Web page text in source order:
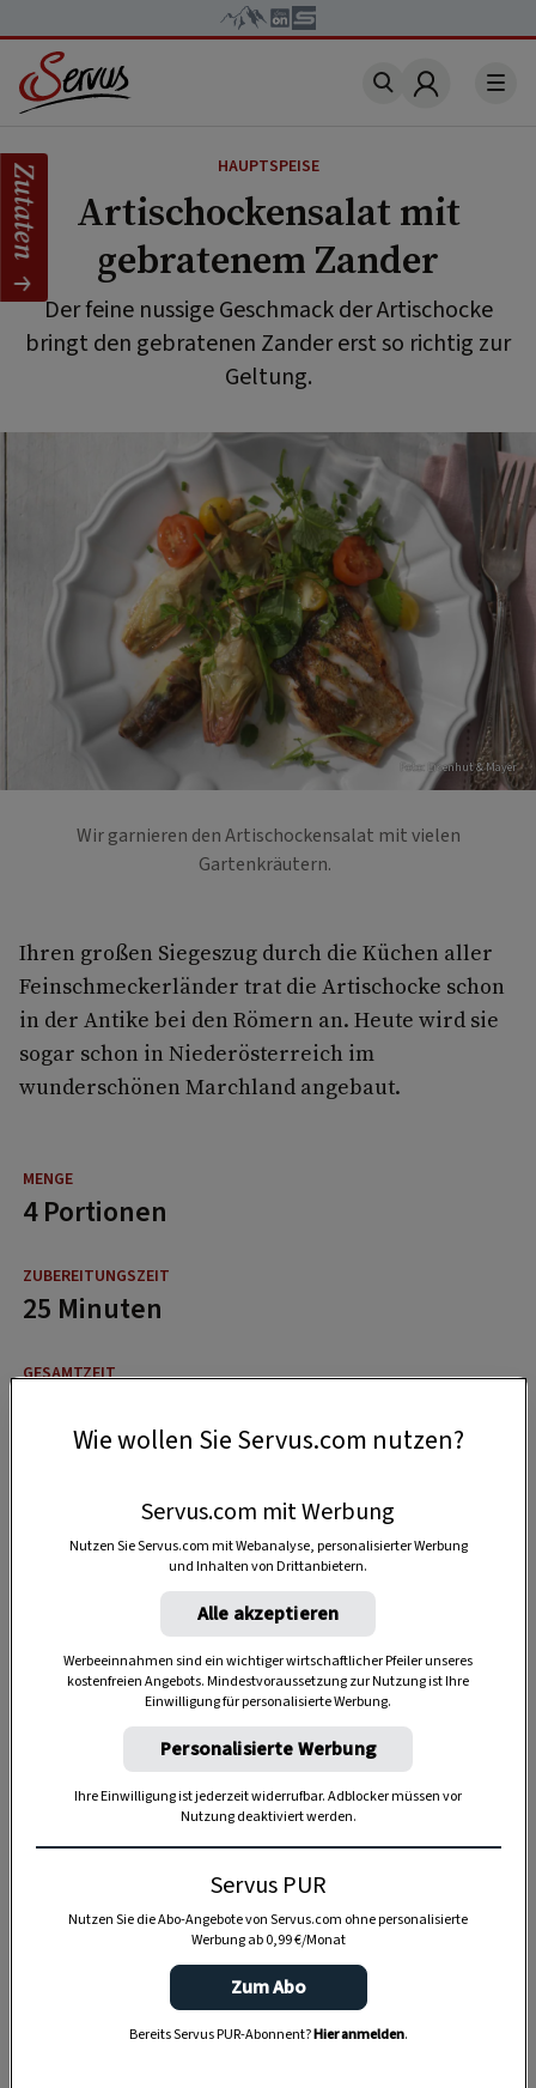
Account
HAUPTSPEISE
Artischockensalat mit
gebratenem Zander
Der feine nussige Geschmack der Artischocke
bringt den gebratenen Zander erst so richtig zur
Geltung.
Foto: Eisenhut & Mayer
Wir garnieren den Artischockensalat mit vielen
Gartenkräutern.
Ihren großen Siegeszug durch die Küchen aller
Feinschmeckerländer trat die Artischocke schon
in der Antike bei den Römern an. Heute wird sie
sogar schon in Niederösterreich im
wunderschönen Marchland angebaut.
4 Portionen
25 Minuten
Anzeige
Zutaten
Wie wollen Sie Servus.com nutzen?
Servus.com mit Werbung
Nutzen Sie Servus.com mit Webanalyse, personalisierter Werbung
und Inhalten von Drittanbietern.
Alle akzeptieren
Werbeeinnahmen sind ein wichtiger wirtschaftlicher Pfeiler unseres
kostenfreien Angebots. Mindestvoraussetzung zur Nutzung ist Ihre
Einwilligung für personalisierte Werbung.
Personalisierte Werbung
Ihre Einwilligung ist jederzeit widerrufbar. Adblocker müssen vor
Nutzung deaktiviert werden.
Servus PUR
Nutzen Sie die Abo-Angebote von Servus.com ohne personalisierte
Werbung ab 0,99 €/Monat
Zum Abo
Bereits Servus PUR-Abonnent?Hier anmelden.